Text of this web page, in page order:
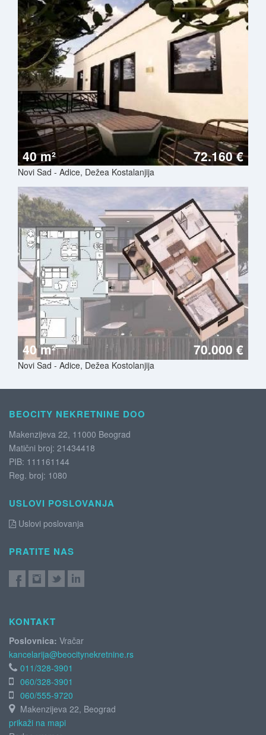
40 m² 72.160 €
Novi Sad - Adice, Dežea Kostalanjija
40 m² 70.000 €
Novi Sad - Adice, Dežea Kostolanjija
BEOCITY NEKRETNINE DOO
Makenzijeva 22, 11000 Beograd
Matični broj: 21434418
PIB: 111161144
Reg. broj: 1080
USLOVI POSLOVANJA
Uslovi poslovanja
PRATITE NAS
KONTAKT
Poslovnica: Vračar
kancelarija@beocitynekretnine.rs
011/328-3901
060/328-3901
060/555-9720
Makenzijeva 22, Beograd
prikaži na mapi